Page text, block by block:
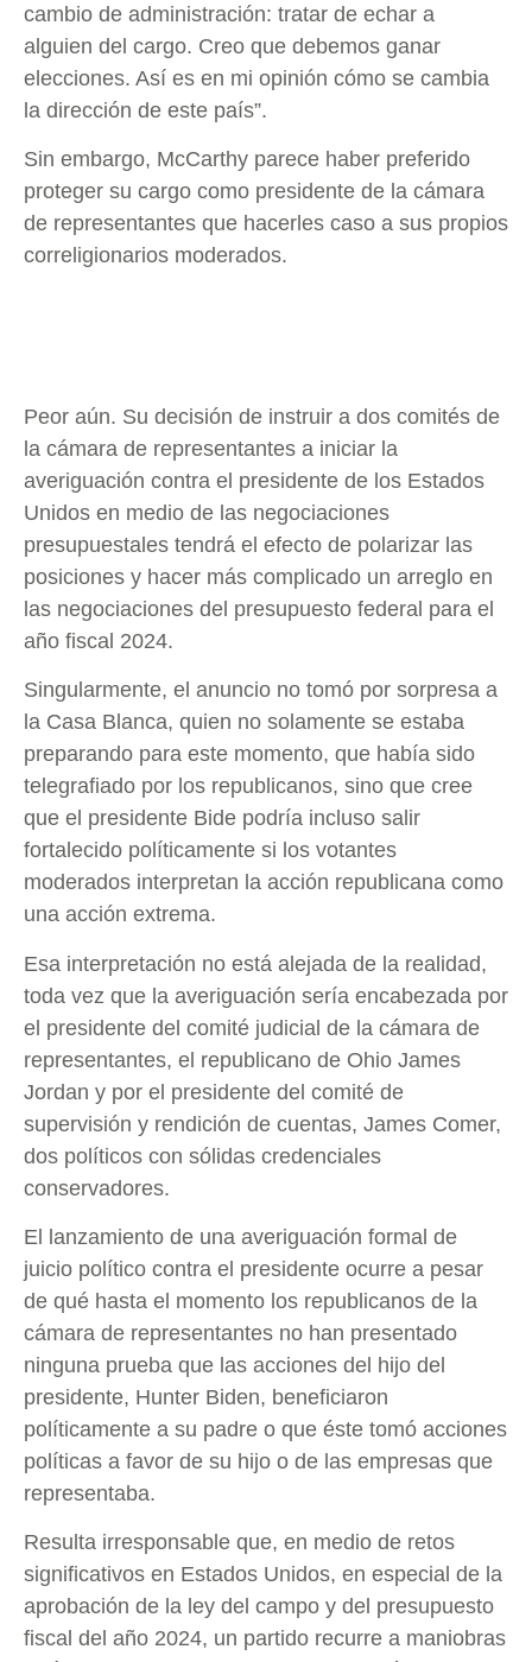
cambio de administración: tratar de echar a
alguien del cargo. Creo que debemos ganar
elecciones. Así es en mi opinión cómo se cambia
la dirección de este país”.
Sin embargo, McCarthy parece haber preferido
proteger su cargo como presidente de la cámara
de representantes que hacerles caso a sus propios
correligionarios moderados.
Peor aún. Su decisión de instruir a dos comités de
la cámara de representantes a iniciar la
averiguación contra el presidente de los Estados
Unidos en medio de las negociaciones
presupuestales tendrá el efecto de polarizar las
posiciones y hacer más complicado un arreglo en
las negociaciones del presupuesto federal para el
año fiscal 2024.
Singularmente, el anuncio no tomó por sorpresa a
la Casa Blanca, quien no solamente se estaba
preparando para este momento, que había sido
telegrafiado por los republicanos, sino que cree
que el presidente Bide podría incluso salir
fortalecido políticamente si los votantes
moderados interpretan la acción republicana como
una acción extrema.
Esa interpretación no está alejada de la realidad,
toda vez que la averiguación sería encabezada por
el presidente del comité judicial de la cámara de
representantes, el republicano de Ohio James
Jordan y por el presidente del comité de
supervisión y rendición de cuentas, James Comer,
dos políticos con sólidas credenciales
conservadores.
El lanzamiento de una averiguación formal de
juicio político contra el presidente ocurre a pesar
de qué hasta el momento los republicanos de la
cámara de representantes no han presentado
ninguna prueba que las acciones del hijo del
presidente, Hunter Biden, beneficiaron
políticamente a su padre o que éste tomó acciones
políticas a favor de su hijo o de las empresas que
representaba.
Resulta irresponsable que, en medio de retos
significativos en Estados Unidos, en especial de la
aprobación de la ley del campo y del presupuesto
fiscal del año 2024, un partido recurre a maniobras